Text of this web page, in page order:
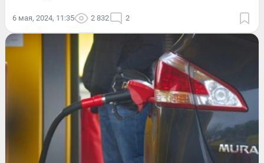
6 мая, 2024, 11:35 2 832 2